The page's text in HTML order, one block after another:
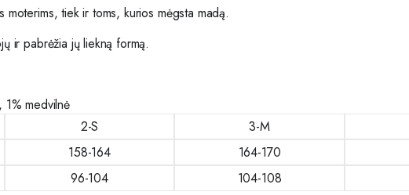
moterims, tiek ir toms, kurios mėgsta madą.
ir pabrėžia jų liekną formą.
1% medvilnė
2-S 3-M
158-164 164-170
96-104 104-108